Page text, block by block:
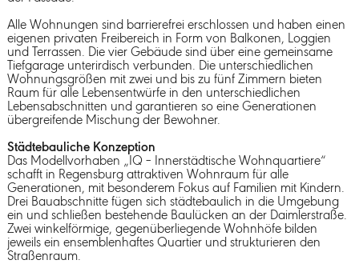
Alle Wohnungen sind barrierefrei erschlossen und haben einen
eigenen privaten Freibereich in Form von Balkonen, Loggien
und Terrassen. Die vier Gebäude sind über eine gemeinsame
Tiefgarage unterirdisch verbunden. Die unterschiedlichen
Wohnungsgrößen mit zwei und bis zu fünf Zimmern bieten
Raum für alle Lebensentwürfe in den unterschiedlichen
Lebensabschnitten und garantieren so eine Generationen
übergreifende Mischung der Bewohner.
Städtebauliche Konzeption
Das Modellvorhaben „IQ – Innerstädtische Wohnquartiere“
schafft in Regensburg attraktiven Wohnraum für alle
Generationen, mit besonderem Fokus auf Familien mit Kindern.
Drei Bauabschnitte fügen sich städtebaulich in die Umgebung
ein und schließen bestehende Baulücken an der Daimlerstraße.
Zwei winkelförmige, gegenüberliegende Wohnhöfe bilden
jeweils ein ensemblenhaftes Quartier und strukturieren den
Straßenraum.